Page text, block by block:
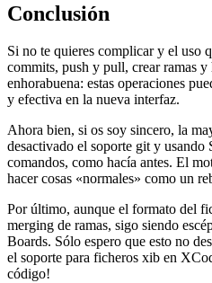
Conclusión
Si no te quieres complicar y el uso
commits, push y pull, crear ramas y
enhorabuena: estas operaciones
y efectiva en la nueva interfaz.
Ahora bien, si os soy sincero, la
desactivado el soporte git y usando
comandos, como hacía antes. El
hacer cosas «normales» como un
Por último, aunque el formato del
merging de ramas, sigo siendo
Boards. Sólo espero que esto no
el soporte para ficheros xib en
código!